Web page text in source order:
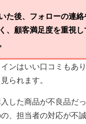
た後、フォローの連
、顧客満足度を重視
ンはいい口コミもあ
られます。
した商品が不良品だ
、担当者の対応が不